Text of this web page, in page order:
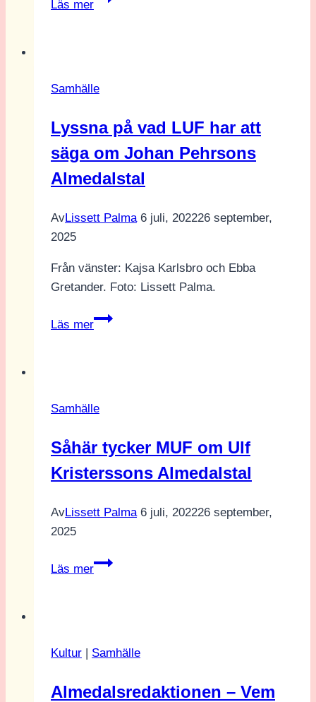
Läs mer
Samhälle
Lyssna på vad LUF har att
säga om Johan Pehrsons
Almedalstal
AvLissett Palma 6 juli, 202226 september,
2025
Från vänster: Kajsa Karlsbro och Ebba
Gretander. Foto: Lissett Palma.
Läs mer
Lyssna
att
om
Johan
Almedalstal
Samhälle
Såhär tycker MUF om Ulf
Kristerssons Almedalstal
AvLissett Palma 6 juli, 202226 september,
2025
Läs mer
Såhär
Kristerssons
Kultur | Samhälle
Almedalsredaktionen – Vem